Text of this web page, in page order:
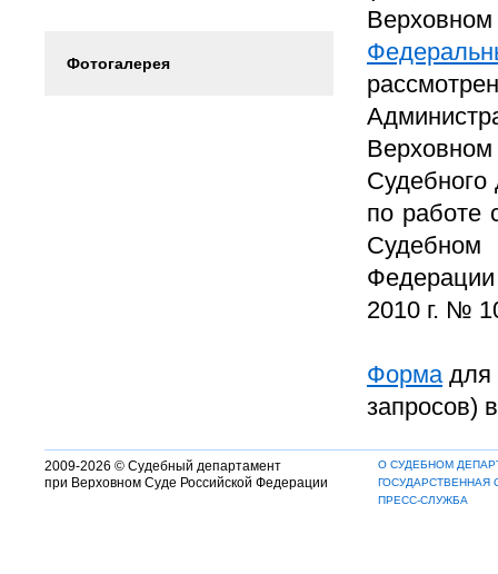
Судебного
по работе
2010 г. №
Формадля
запросов)
Фотогалерея
2009-2026 © Судебный департамент
при Верховном Суде Российской Федерации
О СУДЕБНОМ
ГОСУДАРСТВЕННАЯ
ПРЕСС-СЛУЖБА